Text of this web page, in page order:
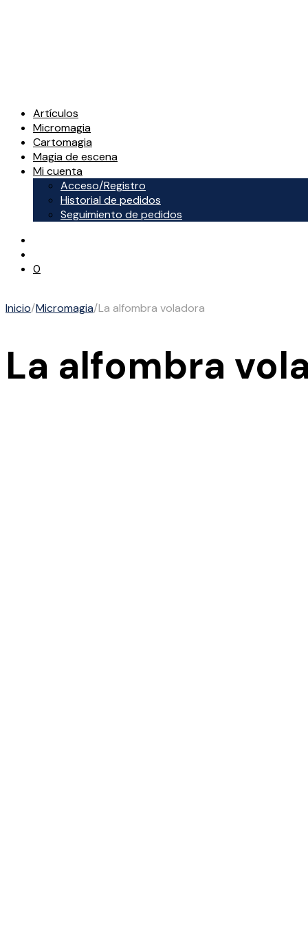
Artículos
Micromagia
Cartomagia
Magia de escena
Mi cuenta
Acceso/Registro
Historial de pedidos
Seguimiento de pedidos
0
Inicio/Micromagia/La alfombra voladora
La alfombra